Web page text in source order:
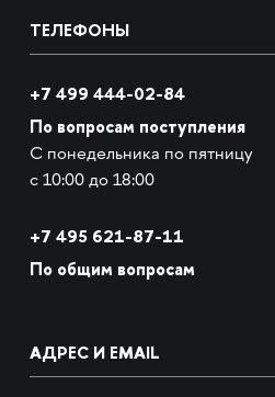
ТЕЛЕФОНЫ
+7 499 444-02-84
По вопросам поступления
С понедельника по пятницу
с 10:00 до 18:00
+7 495 621-87-11
По общим вопросам
АДРЕС И EMAIL